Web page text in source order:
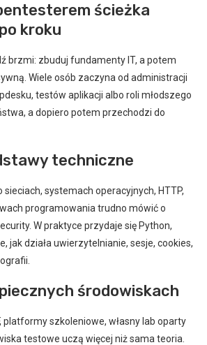
ścieżka
kroku
brzmi: zbuduj fundamenty IT, a potem
Wiele osób zaczyna od administracji
testów aplikacji albo roli młodszego
a dopiero potem przechodzi do
techniczne
sieciach, systemach operacyjnych, HTTP,
programowania trudno mówić o
W praktyce przydaje się Python,
jak działa uwierzytelnianie, sesje, cookies,
środowiskach
platformy szkoleniowe, własny lab oparty
testowe uczą więcej niż sama teoria.